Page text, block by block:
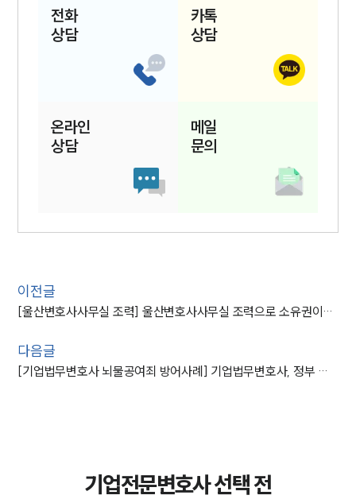
전화
상담
카톡
상담
온라인
상담
메일
문의
이전글
[울산변호사사무실 조력] 울산변호사사무실 조력으로 소유권이전등기청구권 가압류 성공
다음글
[기업법무변호사 뇌물공여죄 방어사례] 기업법무변호사, 정부 사업수주 비리 N사 대표 조력해 집행유예
기업전문변호사 선택 전